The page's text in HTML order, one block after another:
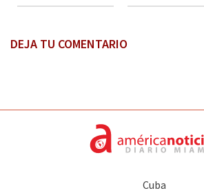
DEJA TU COMENTARIO
Cuba